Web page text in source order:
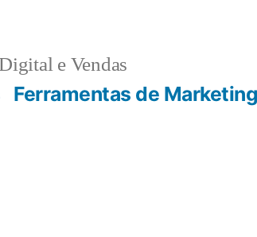
e Vendas
Ferramentas de Marketing